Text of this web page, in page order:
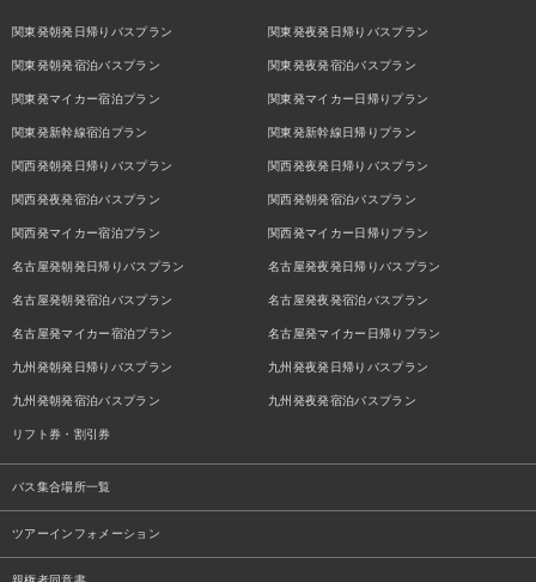
関東発朝発日帰りバスプラン 関東発夜発日帰りバスプラン
関東発朝発宿泊バスプラン 関東発夜発宿泊バスプラン
関東発マイカー宿泊プラン 関東発マイカー日帰りプラン
関東発新幹線宿泊プラン 関東発新幹線日帰りプラン
関西発朝発日帰りバスプラン 関西発夜発日帰りバスプラン
関西発夜発宿泊バスプラン 関西発朝発宿泊バスプラン
関西発マイカー宿泊プラン 関西発マイカー日帰りプラン
名古屋発朝発日帰りバスプラン 名古屋発夜発日帰りバスプラン
名古屋発朝発宿泊バスプラン 名古屋発夜発宿泊バスプラン
名古屋発マイカー宿泊プラン 名古屋発マイカー日帰りプラン
九州発朝発日帰りバスプラン 九州発夜発日帰りバスプラン
九州発朝発宿泊バスプラン 九州発夜発宿泊バスプラン
リフト券・割引券
バス集合場所一覧
ツアーインフォメーション